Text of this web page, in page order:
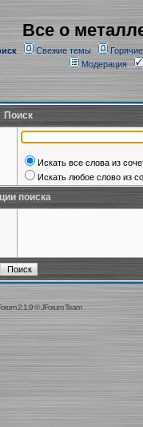
Все о
Свежие темы
Модерация
Поиск
Искать все слова из
Искать любое слово из
поиска
2.1.9©JForum Team